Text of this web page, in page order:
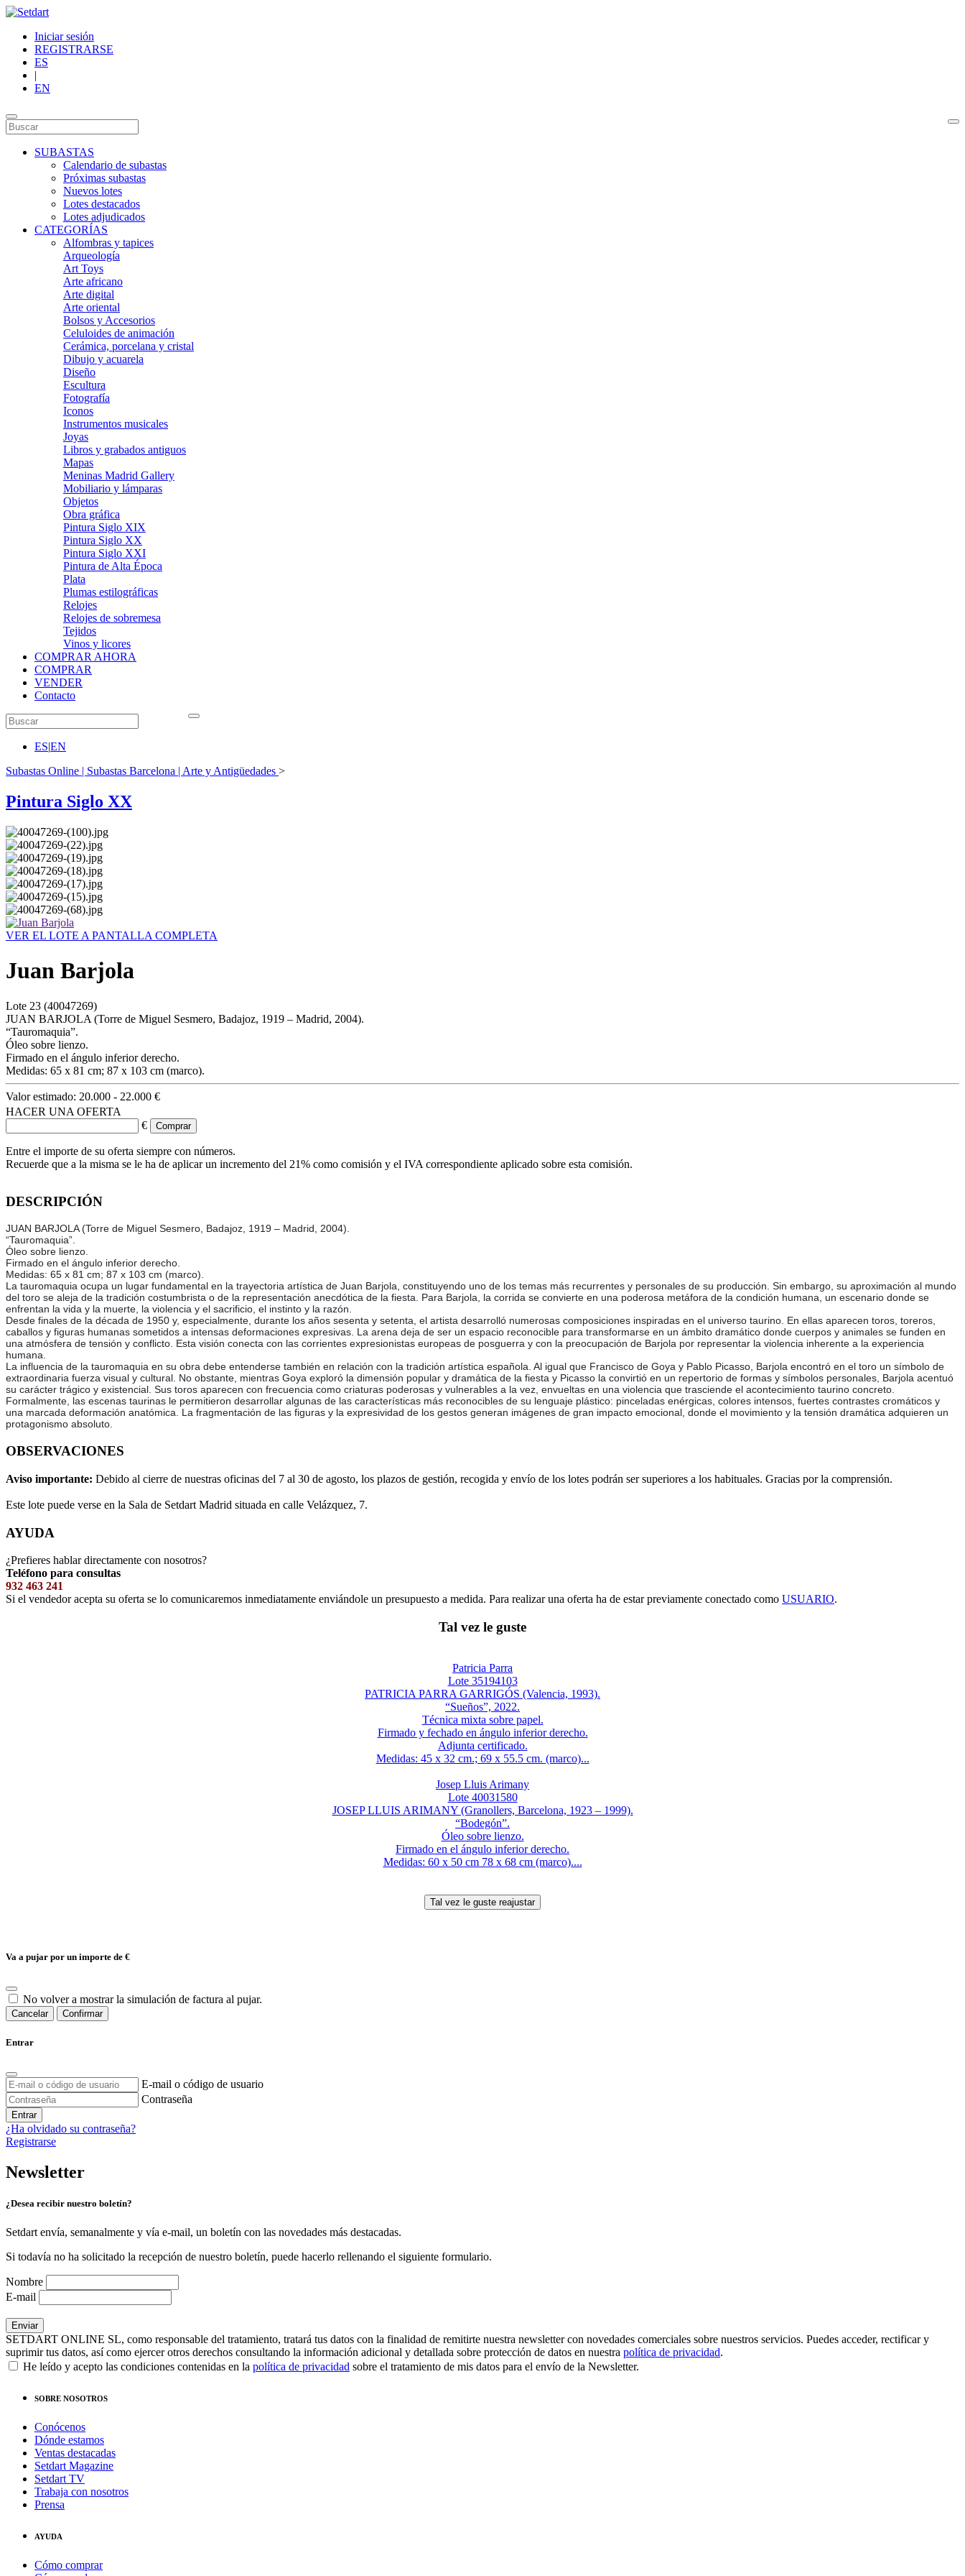
Iniciar sesión
REGISTRARSE
ES
|
EN
SUBASTAS
Calendario de subastas
Próximas subastas
Nuevos lotes
Lotes destacados
Lotes adjudicados
CATEGORÍAS
Alfombras y tapices
Arqueología
Art Toys
Arte africano
Arte digital
Arte oriental
Bolsos y Accesorios
Celuloides de animación
Cerámica, porcelana y cristal
Dibujo y acuarela
Diseño
Escultura
Fotografía
Iconos
Instrumentos musicales
Joyas
Libros y grabados antiguos
Mapas
Meninas Madrid Gallery
Mobiliario y lámparas
Objetos
Obra gráfica
Pintura Siglo XIX
Pintura Siglo XX
Pintura Siglo XXI
Pintura de Alta Época
Plata
Plumas estilográficas
Relojes
Relojes de sobremesa
Tejidos
Vinos y licores
COMPRAR AHORA
COMPRAR
VENDER
Contacto
ES|EN
Subastas Online | Subastas Barcelona | Arte y Antigüedades >
Pintura Siglo XX
VER EL LOTE A PANTALLA COMPLETA
Juan Barjola
Lote 23 (40047269)
JUAN BARJOLA (Torre de Miguel Sesmero, Badajoz, 1919 – Madrid, 2004).
“Tauromaquia”.
Óleo sobre lienzo.
Firmado en el ángulo inferior derecho.
Medidas: 65 x 81 cm; 87 x 103 cm (marco).
Valor estimado: 20.000 - 22.000 €
HACER UNA OFERTA
€
Entre el importe de su oferta siempre con números.
Recuerde que a la misma se le ha de aplicar un incremento del 21% como comisión y el IVA correspondiente aplicado sobre esta comisión.
DESCRIPCIÓN
JUAN BARJOLA (Torre de Miguel Sesmero, Badajoz, 1919 – Madrid, 2004).
“Tauromaquia”.
Óleo sobre lienzo.
Firmado en el ángulo inferior derecho.
Medidas: 65 x 81 cm; 87 x 103 cm (marco).
La tauromaquia ocupa un lugar fundamental en la trayectoria artística de Juan Barjola, constituyendo uno de los temas más recurrentes y personales de su producción. Sin embargo, su aproximación al mundo
del toro se aleja de la tradición costumbrista o de la representación anecdótica de la fiesta. Para Barjola, la corrida se convierte en una poderosa metáfora de la condición humana, un escenario donde se
enfrentan la vida y la muerte, la violencia y el sacrificio, el instinto y la razón.
Desde finales de la década de 1950 y, especialmente, durante los años sesenta y setenta, el artista desarrolló numerosas composiciones inspiradas en el universo taurino. En ellas aparecen toros, toreros,
caballos y figuras humanas sometidos a intensas deformaciones expresivas. La arena deja de ser un espacio reconocible para transformarse en un ámbito dramático donde cuerpos y animales se funden en
una atmósfera de tensión y conflicto. Esta visión conecta con las corrientes expresionistas europeas de posguerra y con la preocupación de Barjola por representar la violencia inherente a la experiencia
humana.
La influencia de la tauromaquia en su obra debe entenderse también en relación con la tradición artística española. Al igual que Francisco de Goya y Pablo Picasso, Barjola encontró en el toro un símbolo de
extraordinaria fuerza visual y cultural. No obstante, mientras Goya exploró la dimensión popular y dramática de la fiesta y Picasso la convirtió en un repertorio de formas y símbolos personales, Barjola acentuó
su carácter trágico y existencial. Sus toros aparecen con frecuencia como criaturas poderosas y vulnerables a la vez, envueltas en una violencia que trasciende el acontecimiento taurino concreto.
Formalmente, las escenas taurinas le permitieron desarrollar algunas de las características más reconocibles de su lenguaje plástico: pinceladas enérgicas, colores intensos, fuertes contrastes cromáticos y
una marcada deformación anatómica. La fragmentación de las figuras y la expresividad de los gestos generan imágenes de gran impacto emocional, donde el movimiento y la tensión dramática adquieren un
protagonismo absoluto.
OBSERVACIONES
Aviso importante: Debido al cierre de nuestras oficinas del 7 al 30 de agosto, los plazos de gestión, recogida y envío de los lotes podrán ser superiores a los habituales. Gracias por la comprensión.
Este lote puede verse en la Sala de Setdart Madrid situada en calle Velázquez, 7.
AYUDA
¿Prefieres hablar directamente con nosotros?
Teléfono para consultas
932 463 241
Si el vendedor acepta su oferta se lo comunicaremos inmediatamente enviándole un presupuesto a medida. Para realizar una oferta ha de estar previamente conectado como USUARIO.
Tal vez le guste
Patricia Parra
Lote 35194103
PATRICIA PARRA GARRIGÓS (Valencia, 1993).
“Sueños”, 2022.
Técnica mixta sobre papel.
Firmado y fechado en ángulo inferior derecho.
Adjunta certificado.
Medidas: 45 x 32 cm.; 69 x 55.5 cm. (marco)...
Josep Lluis Arimany
Lote 40031580
JOSEP LLUIS ARIMANY (Granollers, Barcelona, 1923 – 1999).
“Bodegón”.
Óleo sobre lienzo.
Firmado en el ángulo inferior derecho.
Medidas: 60 x 50 cm 78 x 68 cm (marco)....
Va a pujar por un importe de €
No volver a mostrar la simulación de factura al pujar.
Cancelar Confirmar
Entrar
E-mail o código de usuario
Contraseña
Entrar
¿Ha olvidado su contraseña?
Registrarse
Newsletter
¿Desea recibir nuestro boletín?
Setdart envía, semanalmente y vía e-mail, un boletín con las novedades más destacadas.
Si todavía no ha solicitado la recepción de nuestro boletín, puede hacerlo rellenando el siguiente formulario.
Nombre
E-mail
SETDART ONLINE SL, como responsable del tratamiento, tratará tus datos con la finalidad de remitirte nuestra newsletter con novedades comerciales sobre nuestros servicios. Puedes acceder, rectificar y
suprimir tus datos, así como ejercer otros derechos consultando la información adicional y detallada sobre protección de datos en nuestra política de privacidad.
He leído y acepto las condiciones contenidas en la política de privacidad sobre el tratamiento de mis datos para el envío de la Newsletter.
SOBRE NOSOTROS
Conócenos
Dónde estamos
Ventas destacadas
Setdart Magazine
Setdart TV
Trabaja con nosotros
Prensa
AYUDA
Cómo comprar